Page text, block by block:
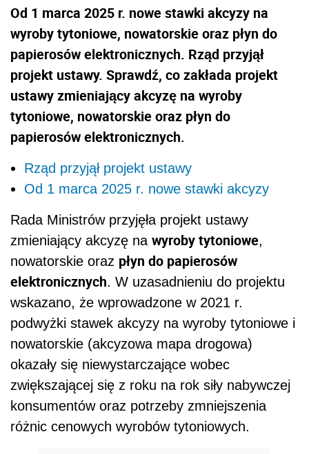
Od 1 marca 2025 r. nowe stawki akcyzy na
wyroby tytoniowe, nowatorskie oraz płyn do
papierosów elektronicznych. Rząd przyjął
projekt ustawy. Sprawdź, co zakłada projekt
ustawy zmieniający akcyzę na wyroby
tytoniowe, nowatorskie oraz płyn do
papierosów elektronicznych.
Rząd przyjął projekt ustawy
Od 1 marca 2025 r. nowe stawki akcyzy
Rada Ministrów przyjęła projekt ustawy
zmieniający akcyzę na wyroby tytoniowe,
nowatorskie oraz płyn do papierosów
elektronicznych. W uzasadnieniu do projektu
wskazano, że wprowadzone w 2021 r.
podwyżki stawek akcyzy na wyroby tytoniowe i
nowatorskie (akcyzowa mapa drogowa)
okazały się niewystarczające wobec
zwiększającej się z roku na rok siły nabywczej
konsumentów oraz potrzeby zmniejszenia
różnic cenowych wyrobów tytoniowych.